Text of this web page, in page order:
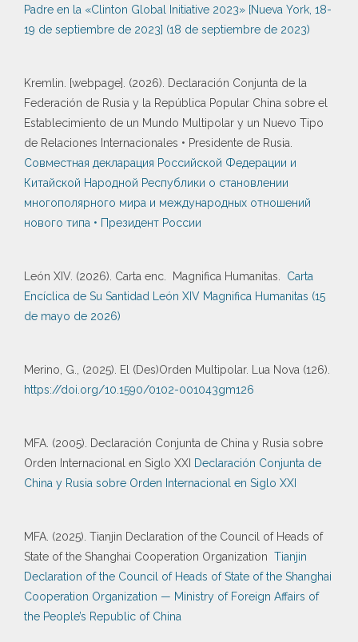
Padre en la «Clinton Global Initiative 2023» [Nueva York, 18-
19 de septiembre de 2023] (18 de septiembre de 2023)
Kremlin. [webpage]. (2026). Declaración Conjunta de la
Federación de Rusia y la República Popular China sobre el
Establecimiento de un Mundo Multipolar y un Nuevo Tipo
de Relaciones Internacionales • Presidente de Rusia.
Совместная декларация Российской Федерации и
Китайской Народной Республики о становлении
многополярного мира и международных отношений
нового типа • Президент России
León XIV. (2026). Carta enc. Magnifica Humanitas. Carta
Encíclica de Su Santidad León XIV Magnifica Humanitas (15
de mayo de 2026)
Merino, G., (2025). El (Des)Orden Multipolar. Lua Nova (126).
https://doi.org/10.1590/0102-001043gm126
MFA. (2005). Declaración Conjunta de China y Rusia sobre
Orden Internacional en Siglo XXI Declaración Conjunta de
China y Rusia sobre Orden Internacional en Siglo XXI
MFA. (2025). Tianjin Declaration of the Council of Heads of
State of the Shanghai Cooperation Organization Tianjin
Declaration of the Council of Heads of State of the Shanghai
Cooperation Organization — Ministry of Foreign Affairs of
the People’s Republic of China